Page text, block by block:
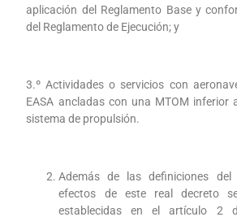
aplicación del Reglamento Base y
del Reglamento de Ejecución; y
3.º Actividades o servicios con
EASA ancladas con una MTOM inferior
sistema de propulsión.
Además de las definiciones
efectos de este real decreto
establecidas en el artículo 2